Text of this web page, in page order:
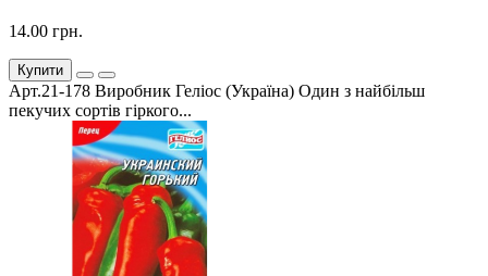
14.00 грн.
Купити
Арт.21-178 Виробник Геліос (Україна) Один з найбільш
пекучих сортів гіркого...